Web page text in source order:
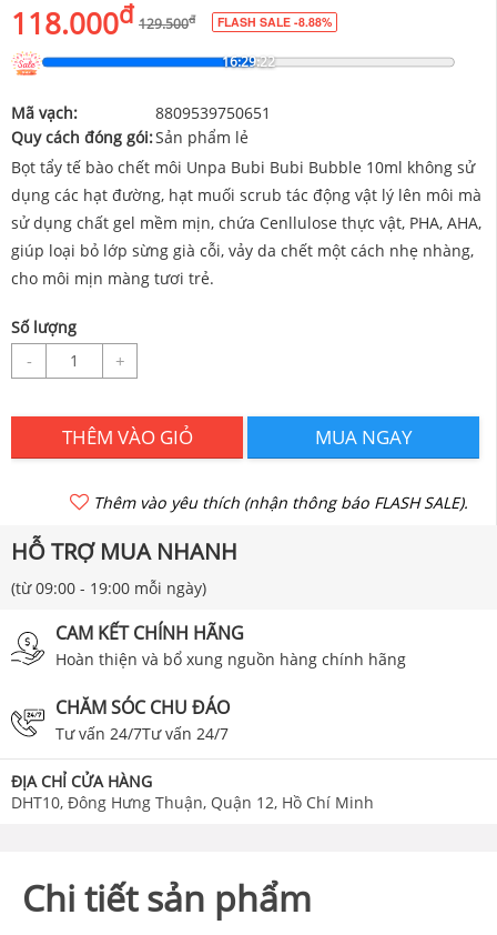
16:29:20
118.000đ 129.500đ FLASH SALE -8.88%
Mã vạch:
8809539750651
Quy cách đóng gói:Sản phẩm lẻ
Bọt tẩy tế bào chết môi Unpa Bubi Bubi Bubble 10ml không sử
dụng các hạt đường, hạt muối scrub tác động vật lý lên môi mà
sử dụng chất gel mềm mịn, chứa Cenllulose thực vật, PHA, AHA,
giúp loại bỏ lớp sừng già cỗi, vảy da chết một cách nhẹ nhàng,
cho môi mịn màng tươi trẻ.
Số lượng
- +
THÊM VÀO GIỎ MUA NGAY
Thêm vào yêu thích (nhận thông báo FLASH SALE).
HỖ TRỢ MUA NHANH
(từ 09:00 - 19:00 mỗi ngày)
CAM KẾT CHÍNH HÃNG
Hoàn thiện và bổ xung nguồn hàng chính hãng
CHĂM SÓC CHU ĐÁO
Tư vấn 24/7Tư vấn 24/7
ĐỊA CHỈ CỬA HÀNG
DHT10, Đông Hưng Thuận, Quận 12, Hồ Chí Minh
Chi tiết sản phẩm